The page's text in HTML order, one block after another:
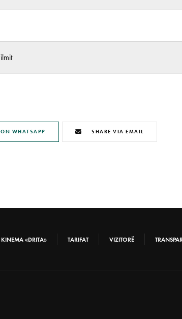
WHATSAPP SHARE VIA EMAIL
KINEMA «DRITA» TARIFAT VIZITORË